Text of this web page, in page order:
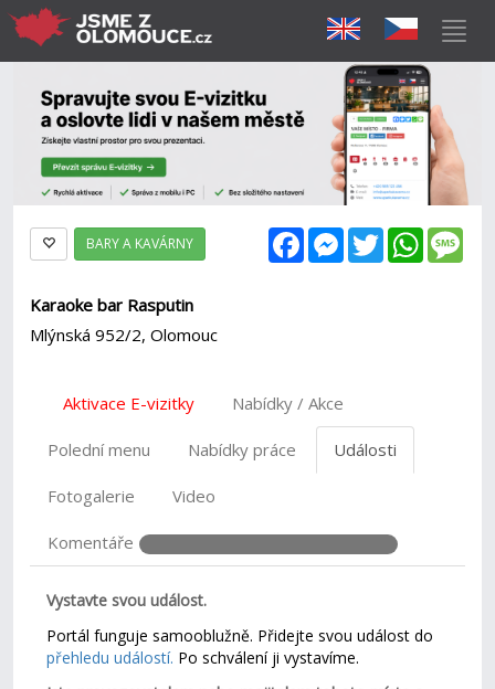
FacebookMessenger
Twitter
BARY A KAVÁRNY
Karaoke bar Rasputin
Mlýnská 952/2, Olomouc
Aktivace E-vizitky Nabídky / Akce
Polední menu Nabídky práce Události
Fotogalerie Video
Komentáře
Vystavte svou událost.
Portál funguje samooblužně. Přidejte svou událost do
přehledu událostí. Po schválení ji vystavíme.